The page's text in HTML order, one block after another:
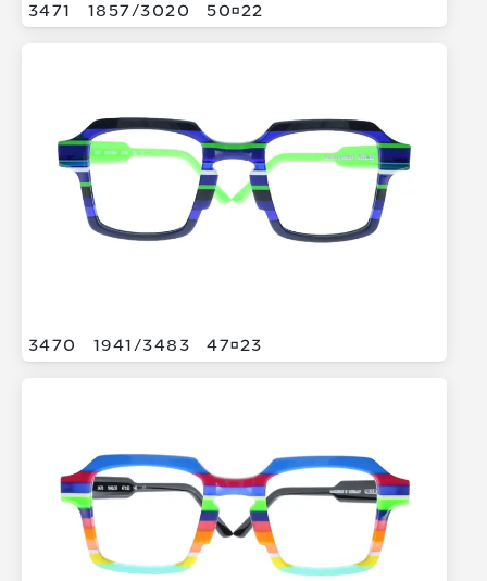
3471 1857/3020 5022
3470 1941/3483 4723